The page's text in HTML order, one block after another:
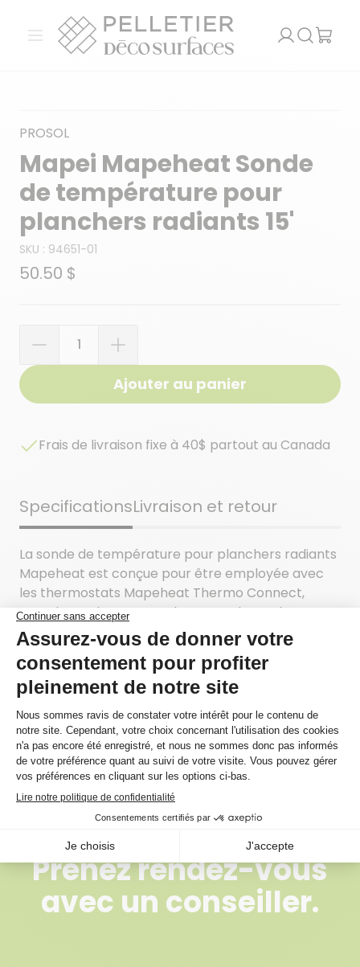
Ouvrir le menu
Pelletier Déco Surfaces
PROSOL
Mapei Mapeheat Sonde
de température pour
planchers radiants 15'
SKU : 94651-01
50.50 $
Ajouter au panier
Frais de livraison fixe à 40$ partout au Canada
SpecificationsLivraison et retour
La sonde de température pour planchers radiants
Mapeheat est conçue pour être employée avec
les thermostats Mapeheat Thermo Connect,
Mapeheat Thermo Touch et Mapeheat Thermo
Basic. Utiliser ce produit de remplacement si la
sonde qui accompagne un thermostat Mapeheat
est mal placée ou si l’utilisation d’une sonde
supplémentaire est souhaitée. Il est important de
noter que la sonde de température doit être mise
en place avant que le revêtement de sol fini soit
installé.
Prenez rendez-vous
avec un conseiller.